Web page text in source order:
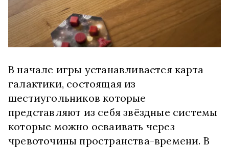
В начале игры устанавливается карта
галактики, состоящая из
шестиугольников которые
представляют из себя звёздные системы
которые можно осваивать через
чревоточины пространства-времени. В